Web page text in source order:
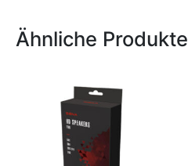
Ähnliche Produkte